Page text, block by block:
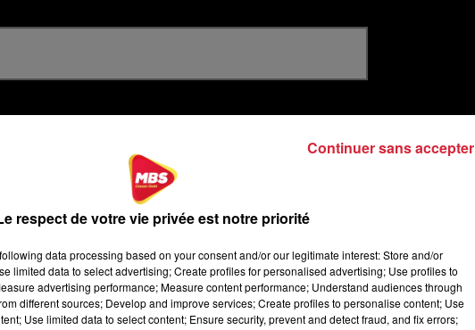
respect de votre vie privée est notre priorité
data processing based on your consent and/or our legitimate interest: Store and/or
limited data to select advertising; Create profiles for personalised advertising; Use profiles to
advertising performance; Measure content performance; Understand audiences through
different sources; Develop and improve services; Create profiles to personalise content; Use
Use limited data to select content; Ensure security, prevent and detect fraud, and fix errors;
Continuer sans accepter